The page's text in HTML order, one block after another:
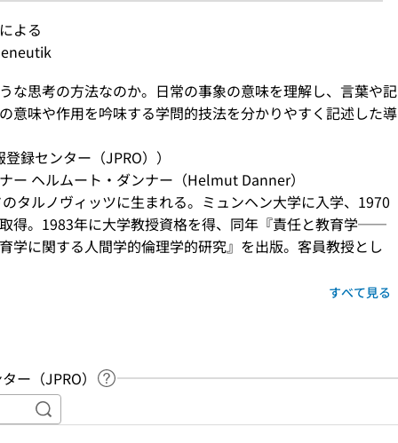
よる
な思考の方法なのか。日常の事象の意味を理解し、言葉や記
意味や作用を吟味する学問的技法を分かりやすく記述した導
登録センター（JPRO））
ー ヘルムート・ダンナー（Helmut Danner）
タルノヴィッツに生まれる。ミュンヘン大学に入学、1970
得。1983年に大学教授資格を得、同年『責任と教育学──
学に関する人間学的倫理学的研究』を出版。客員教授とし
すべて見る
ー（JPRO）
ヘルプページへのリンク
キーワードで目次内を検索